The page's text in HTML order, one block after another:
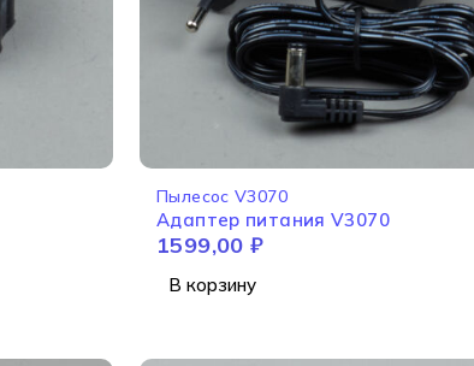
Пылесос V3070
Адаптер питания V3070
1599,00 ₽
В корзину